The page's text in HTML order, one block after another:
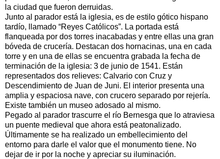
la ciudad que fueron derruidas.
Junto al parador está la iglesia, es de estilo gótico hispano
tardío, llamado “Reyes Católicos”. La portada está
flanqueada por dos torres inacabadas y entre ellas una gran
bóveda de crucería. Destacan dos hornacinas, una en cada
torre y en una de ellas se encuentra grabada la fecha de
terminación de la iglesia: 3 de junio de 1541. Están
representados dos relieves: Calvario con Cruz y
Descendimiento de Juan de Juni. El interior presenta una
amplia y espaciosa nave, con crucero separado por rejería.
Existe también un museo adosado al mismo.
Pegado al parador trascurre el río Bernesga que lo atraviesa
un puente medieval que ahora está peatonalizado.
Últimamente se ha realizado un embellecimiento del
entorno para darle el valor que el monumento tiene. No
dejar de ir por la noche y apreciar su iluminación.